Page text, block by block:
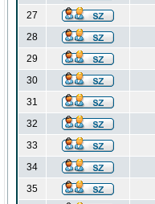
27
28
29
30
31
32
33
34
35